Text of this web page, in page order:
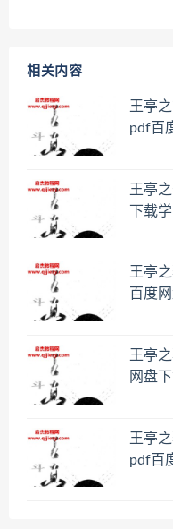
相关内容
王亭
pdf百
王亭
下载
王亭
百度
王亭
网盘
王亭
pdf百